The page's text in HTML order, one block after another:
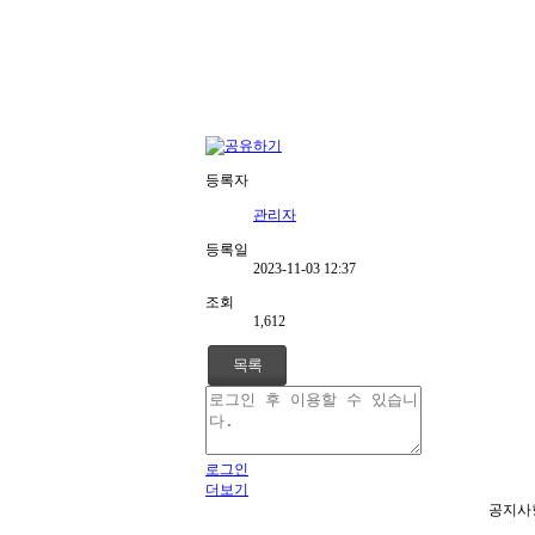
등록자
관리자
등록일
2023-11-03 12:37
조회
1,612
목록
로그인
더보기
공지사